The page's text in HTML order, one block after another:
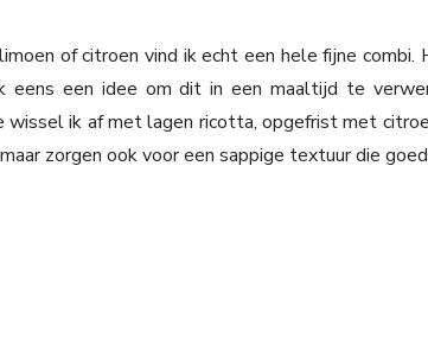
of citroen vind ik echt een hele fijne combi.
eens een idee om dit in een maaltijd te
wissel ik af met lagen ricotta, opgefrist met
zorgen ook voor een sappige textuur die